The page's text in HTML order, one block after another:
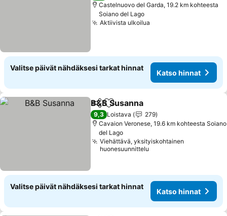
Castelnuovo del Garda, 19.2 km kohteesta
Soiano del Lago
Aktiivista ulkoilua
Valitse päivät nähdäksesi tarkat hinnat
Katso hinnat
Jaa Lisää suosikkeihin
B&B Susanna
9,3 Loistava
279
Cavaion Veronese, 19.6 km kohteesta Soiano
del Lago
Viehättävä, yksityiskohtainen
huonesuunnittelu
Valitse päivät nähdäksesi tarkat hinnat
Katso hinnat